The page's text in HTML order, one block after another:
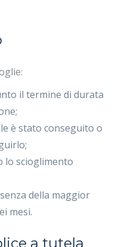
il termine di durata
è stato conseguito o
lo scioglimento
della maggior
mesi.
a tutela